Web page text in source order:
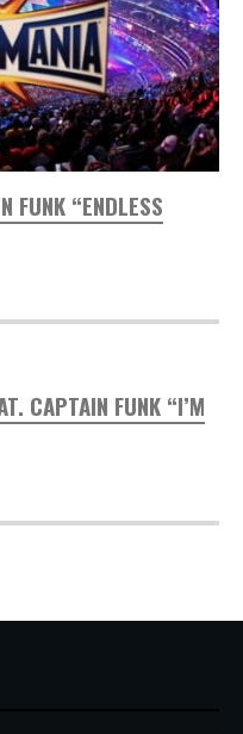
FUNK “ENDLESS
CAPTAIN FUNK “I’M